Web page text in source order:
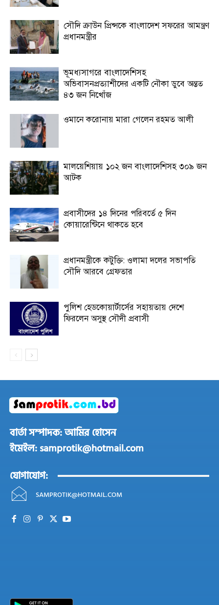
সৌদি ক্রাউন প্রিন্সকে বাংলাদেশ সফরের আমন্ত্রণ
প্রধানমন্ত্রীর
ভূমধ্যসাগরে বাংলাদেশিসহ
অভিবাসনপ্রত্যাশীদের একটি নৌকা ডুবে অন্তত
৪৩ জন নিখোঁজ
ওমানে করোনায় মারা গেলেন রহমত আলী
মালয়েশিয়ায় ১০২ জন বাংলাদেশিসহ ৩০৯ জন
আটক
প্রবাসীদের ১৪ দিনের পরিবর্তে ৫ দিন
কোয়ারেন্টিনে থাকতে হবে
প্রধানমন্ত্রীকে কটুক্তি: ওলামা দলের সভাপতি
সৌদি আরবে গ্রেফতার
পুলিশ হেডকোয়ার্টার্সের সহায়তায় দেশে
ফিরলেন অসুস্থ সৌদী প্রবাসী
বার্তা সম্পাদক: আমির হোসেন
ইমেইল: samprotik@hotmail.com
যোগাযোগ:
SAMPROTIK@HOTMAIL.COM